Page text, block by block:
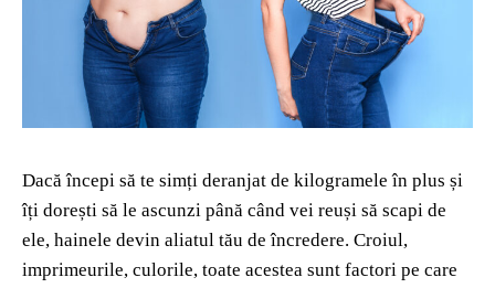
Dacă începi să te simți deranjat de kilogramele în plus și
îți dorești să le ascunzi până când vei reuși să scapi de
ele, hainele devin aliatul tău de încredere. Croiul,
imprimeurile, culorile, toate acestea sunt factori pe care